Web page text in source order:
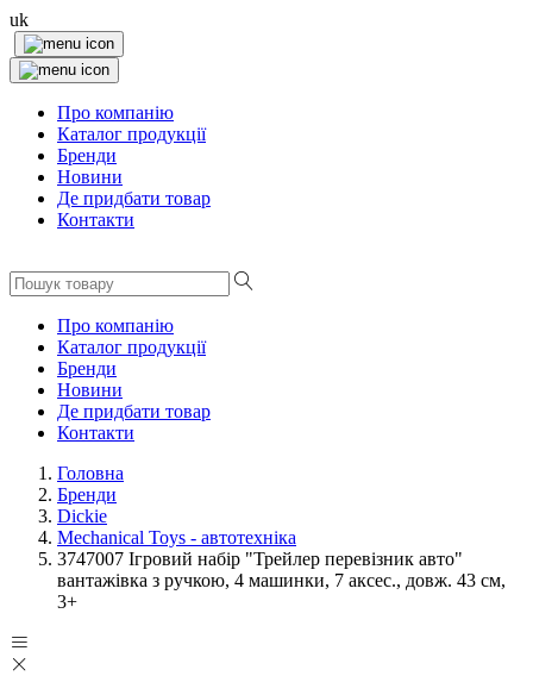
uk
Про компанію
Каталог продукції
Бренди
Новини
Де придбати товар
Контакти
Про компанію
Каталог продукції
Бренди
Новини
Де придбати товар
Контакти
Головна
Бренди
Dickie
Mechanical Toys - автотехніка
3747007 Ігровий набір "Трейлер перевізник авто"
вантажівка з ручкою, 4 машинки, 7 аксес., довж. 43 см,
3+